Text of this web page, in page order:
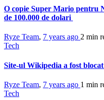
O copie Super Mario pentru
de 100.000 de dolari
Ryze Team, 7 years ago 2 min
Tech
Site-ul Wikipedia a fost
Ryze Team, 7 years ago 1 min
Tech